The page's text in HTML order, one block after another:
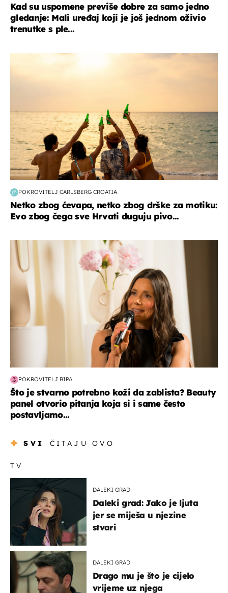
Kad su uspomene previše dobre za samo jedno
gledanje: Mali uređaj koji je još jednom oživio
trenutke s ple...
POKROVITELJ CARLSBERG CROATIA
Netko zbog ćevapa, netko zbog drške za motiku:
Evo zbog čega sve Hrvati duguju pivo...
moda & ljepota
POKROVITELJ BIPA
Što je stvarno potrebno koži da zablista? Beauty
panel otvorio pitanja koja si i same često
postavljamo...
SVI ČITAJU OVO
TV
DALEKI GRAD
Daleki grad: Jako je ljuta
jer se miješa u njezine
stvari
DALEKI GRAD
Drago mu je što je cijelo
vrijeme uz njega